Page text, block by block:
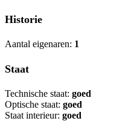
Historie
Aantal eigenaren: 1
Staat
Technische staat: goed
Optische staat: goed
Staat interieur: goed